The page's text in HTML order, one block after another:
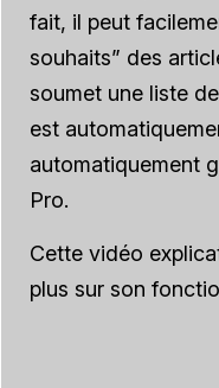
fait, il peut
souhaits” des
soumet une liste
est
automatiquement
Pro.
Cette vidéo
plus sur son